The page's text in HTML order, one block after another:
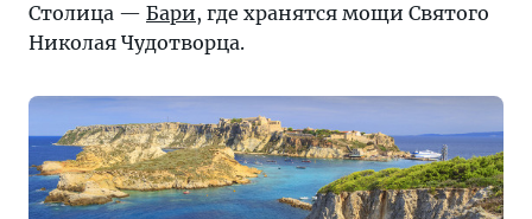
Столица — Бари, где хранятся мощи Святого
Николая Чудотворца.